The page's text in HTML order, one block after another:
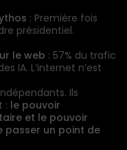
: Première fois
présidentiel.
le web : 57% du trafic
IA. L’internet n’est
Ils
: le pouvoir
et le pouvoir
passer un point de